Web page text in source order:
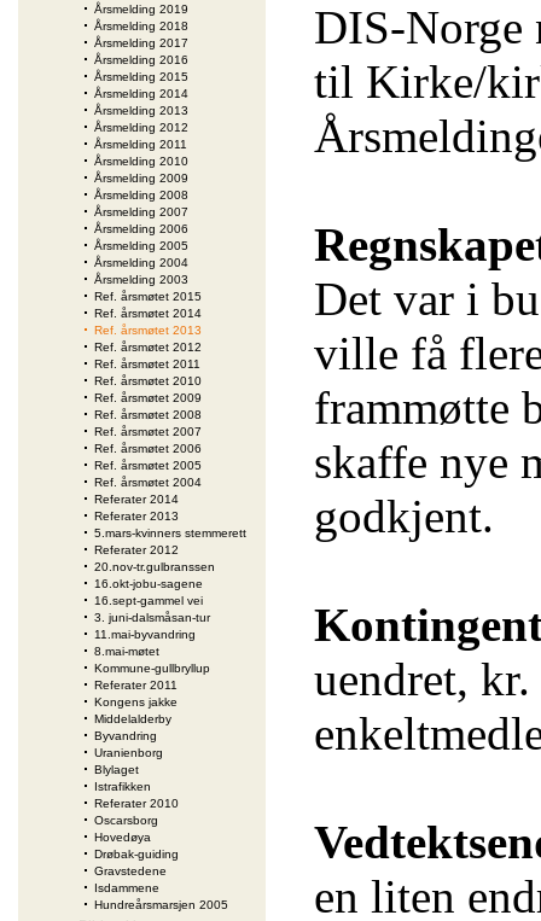
Årsmelding 2019
Årsmelding 2018
Årsmelding 2017
Årsmelding 2016
Årsmelding 2015
Årsmelding 2014
Årsmelding 2013
Årsmelding 2012
Årsmelding 2011
Årsmelding 2010
Årsmelding 2009
Årsmelding 2008
Årsmelding 2007
Årsmelding 2006
Årsmelding 2005
Årsmelding 2004
Årsmelding 2003
Ref. årsmøtet 2015
Ref. årsmøtet 2014
Ref. årsmøtet 2013
Ref. årsmøtet 2012
Ref. årsmøtet 2011
Ref. årsmøtet 2010
Ref. årsmøtet 2009
Ref. årsmøtet 2008
Ref. årsmøtet 2007
Ref. årsmøtet 2006
Ref. årsmøtet 2005
Ref. årsmøtet 2004
Referater 2014
Referater 2013
5.mars-kvinners stemmerett
Referater 2012
20.nov-tr.gulbranssen
16.okt-jobu-sagene
16.sept-gammel vei
3. juni-dalsmåsan-tur
11.mai-byvandring
8.mai-møtet
Kommune-gullbryllup
Referater 2011
Kongens jakke
Middelalderby
Byvandring
Uranienborg
Blylaget
Istrafikken
Referater 2010
Oscarsborg
Hovedøya
Drøbak-guiding
Gravstedene
Isdammene
Hundreårsmarsjen 2005
DIS-Norge
til Kirke/
Det var i
ville få
frammøtte
skaffe nye
godkjent.
uendret,
en liten